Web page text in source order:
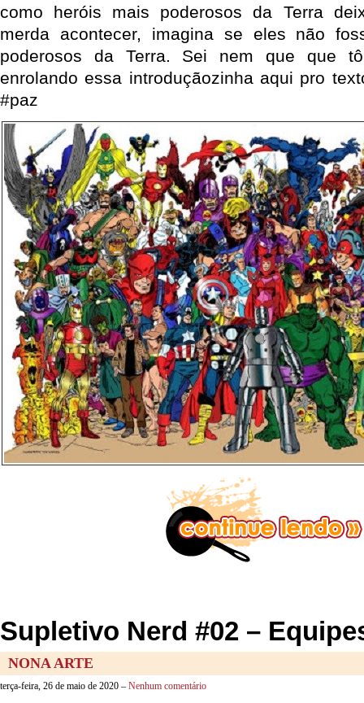
como heróis mais poderosos da Terra
merda acontecer, imagina se eles não
poderosos da Terra. Sei nem que que
enrolando essa introduçãozinha aqui pro
#paz
Supletivo Nerd #02 –
NONA ARTE
terça-feira, 26 de maio de 2020 – Nenhum comentário